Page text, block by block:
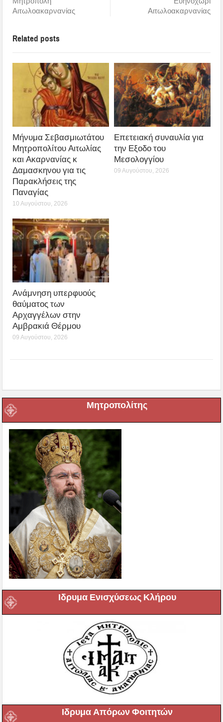
Αιτωλοακαρνανίας
Αιτωλοακαρνανίας
Related posts
Μήνυμα Σεβασμιωτάτου
Μητροπολίτου Αιτωλίας
και Ακαρνανίας κ
Δαμασκηνου για τις
Παρακλήσεις της
Παναγίας
10 Αυγούστου, 2026
Επετειακή συναυλία για
την Εξοδο του
Μεσολογγίου
09 Αυγούστου, 2026
Ανάμνηση υπερφυούς
θαύματος των
Αρχαγγέλων στην
Αμβρακιά Θέρμου
09 Αυγούστου, 2026
Μητροπολίτης
Ιδρυμα Ενισχύσεως Κλήρου
Ιδρυμα Απόρων Φοιτητών